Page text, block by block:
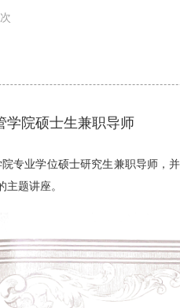
学院硕士生兼职导师
专业学位硕士研究生兼职导师，
题讲座。